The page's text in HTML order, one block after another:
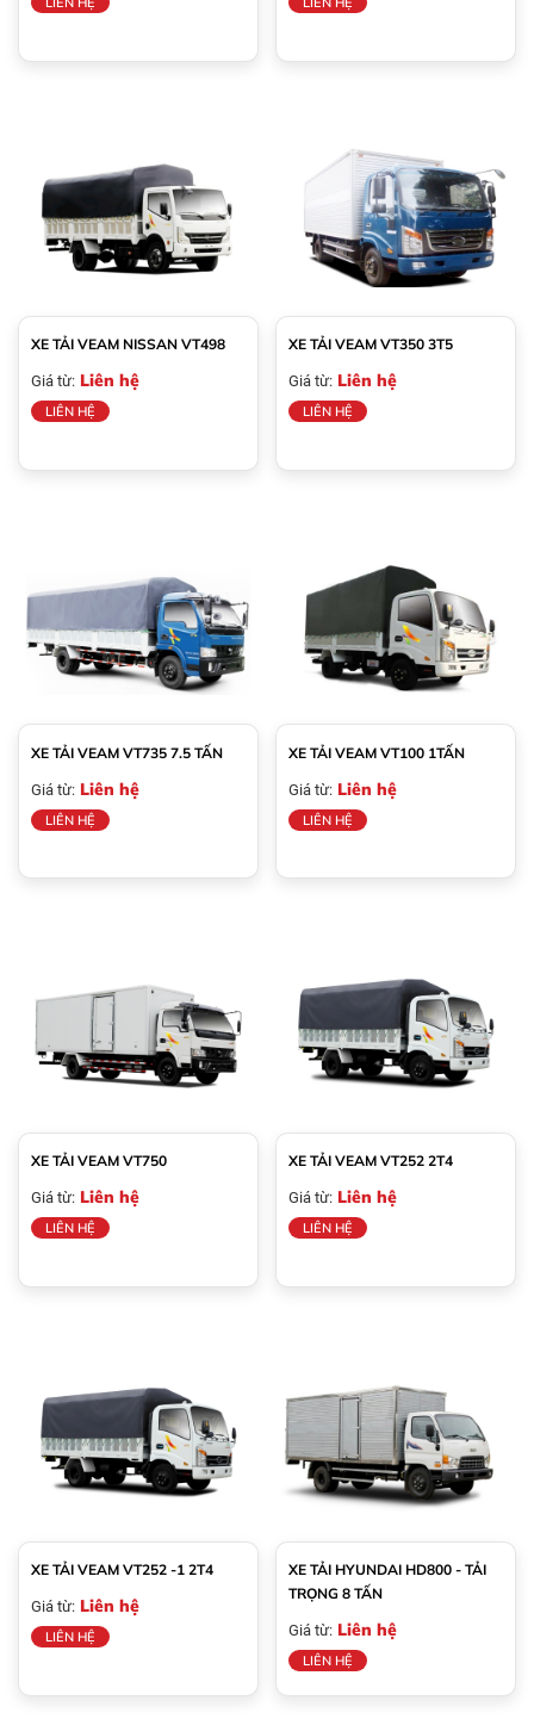
XE TẢI VEAM NISSAN VT498
Giá từ: Liên hệ
LIÊN HỆ
XE TẢI VEAM VT350 3T5
Giá từ: Liên hệ
LIÊN HỆ
XE TẢI VEAM VT735 7.5 TẤN
Giá từ: Liên hệ
LIÊN HỆ
XE TẢI VEAM VT100 1TẤN
Giá từ: Liên hệ
LIÊN HỆ
XE TẢI VEAM VT750
Giá từ: Liên hệ
LIÊN HỆ
XE TẢI VEAM VT252 2T4
Giá từ: Liên hệ
LIÊN HỆ
XE TẢI VEAM VT252 -1 2T4
Giá từ: Liên hệ
LIÊN HỆ
XE TẢI HYUNDAI HD800 - TẢI
TRỌNG 8 TẤN
Giá từ: Liên hệ
LIÊN HỆ